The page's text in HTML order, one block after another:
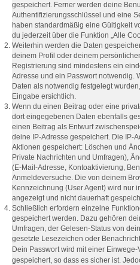
gespeichert. Ferner werden deine
Authentifizierungsschlüssel und eine
haben standardmäßig eine Gültigkeit
du jederzeit über die Funktion „Alle
Weiterhin werden die Daten
deinem Profil oder deinem
Registrierung sind mindestens ein
Adresse und ein Passwort notwendig.
Daten als notwendig festgelegt
Eingabe ersichtlich.
Wenn du einen Beitrag oder eine
dort eingegebenen Daten ebenfalls
einen Beitrag als Entwurf
deine IP-Adresse gespeichert. Die IP-
Aktionen gespeichert: Löschen und
Private Nachrichten und Umfragen),
(E-Mail-Adresse, Kontoaktivierung,
Anmeldeversuche. Die von deinem
Kennzeichnung (User Agent) wird nur
angezeigt und nicht dauerhaft
Schließlich erfordern einzelne
gespeichert werden. Dazu gehören
Umfragen, der Gelesen-Status von
gesetzte Lesezeichen oder
Dein Passwort wird mit einer
gespeichert, so dass es sicher ist.